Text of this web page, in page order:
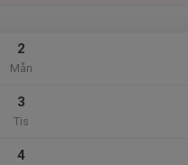
2
Mån
3
Tis
4